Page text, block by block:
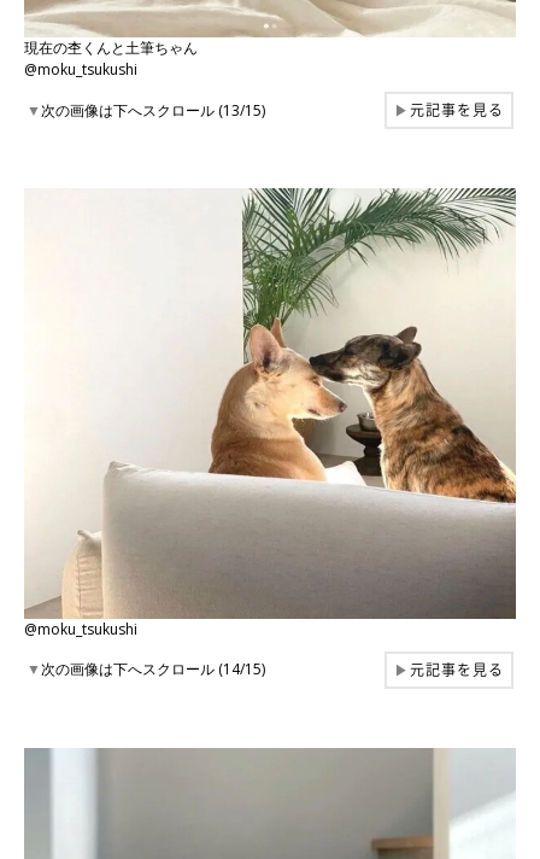
現在の杢くんと土筆ちゃん
@moku_tsukushi
▼次の画像は下へスクロール (13/15) ▶元記事を見る
@moku_tsukushi
▼次の画像は下へスクロール (14/15) ▶元記事を見る